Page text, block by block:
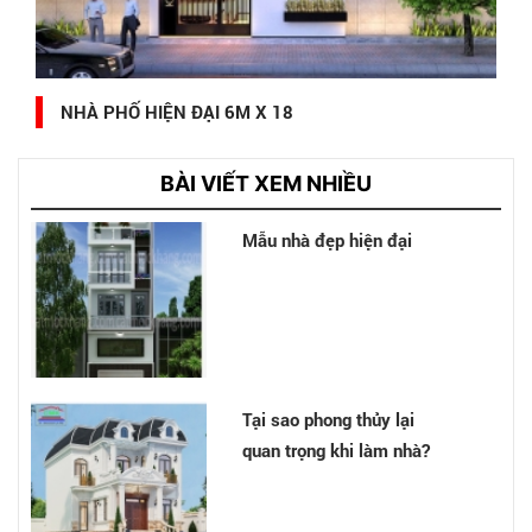
NHÀ PHỐ HIỆN ĐẠI 6M X 18
BÀI VIẾT XEM NHIỀU
Mẫu nhà đẹp hiện đại
Tại sao phong thủy lại
quan trọng khi làm nhà?